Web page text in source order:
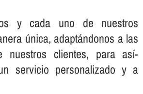
y cada uno de nuestros
única, adaptándonos a las
nuestros clientes, para así­
servicio personalizado y a